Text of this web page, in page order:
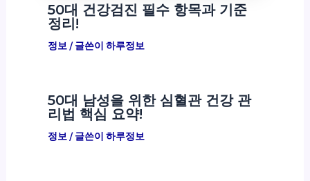
50대 건강검진 필수 항목과 기준
정리!
정보/ 글쓴이 하루정보
50대 남성을 위한 심혈관 건강 관
리법 핵심 요약!
정보/ 글쓴이 하루정보